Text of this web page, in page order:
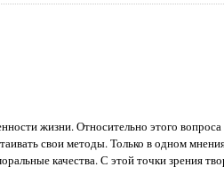
жизни. Относительно этого
свои методы. Только в одном
качества. С этой точки зрения